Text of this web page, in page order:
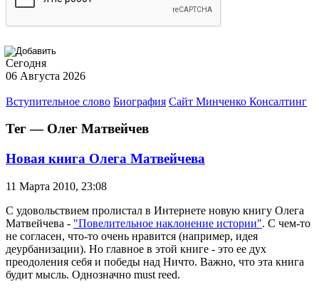
Сегодня
06 Августа 2026
Вступительное слово Биография Сайт Минченко Консалтинг
Тег — Олег Матвейчев
Новая книга Олега Матвейчева
11 Марта 2010, 23:08
С удовольствием пролистал в Интернете новую книгу Олега
Матвейчева - "Повелительное наклонение истории". С чем-то
не согласен, что-то очень нравится (например, идея
деурбанизации). Но главное в этой книге - это ее дух
преодоления себя и победы над Ничто. Важно, что эта книга
будит мысль. Однозначно must reed.